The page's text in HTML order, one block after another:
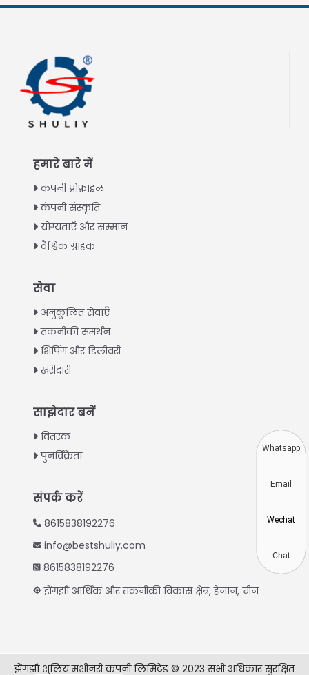
हमारे बारे में
कंपनी प्रोफ़ाइल
कंपनी संस्कृति
योग्यताएँ और सम्मान
वैश्विक ग्राहक
सेवा
अनुकूलित सेवाएँ
तकनीकी समर्थन
शिपिंग और डिलीवरी
खरीदारी
साझेदार बनें
वितरक
पुनर्विक्रेता
संपर्क करें
8615838192276
info@bestshuliy.com
8615838192276
झेंगझौ आर्थिक और तकनीकी विकास क्षेत्र, हेनान, चीन
झेंगझौ शुलिय मशीनरी कंपनी लिमिटेड © 2023 सभी अधिकार सुरक्षित
English
Korean
Vietnamese
Thai
Turkish
Swahili
Urdu
Greek
Italian
Whatsapp
Email
Wechat
Chat